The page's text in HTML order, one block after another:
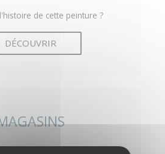
de cette peinture ?
DÉCOUVRIR